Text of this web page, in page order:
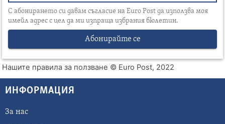
С абонирането си давам съгласие на Euro Post да използва моя
имейл адрес с цел да ми изпраща избрания бюлетин.
Абонирайте се
Нашите правила за ползване © Euro Post, 2022
ИНФОРМАЦИЯ
За нас